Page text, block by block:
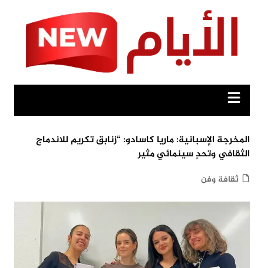
المخرجة الإسبانية: ماريا كاسادو: “زنابق تكريم للاندماج
الثقافي وتحدٍ سينمائي مثير
ثقافة وفن